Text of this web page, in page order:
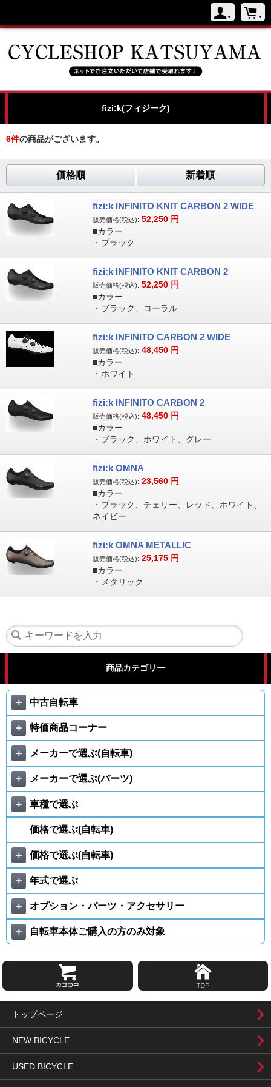
fizi:k(フィジーク)
6件の商品がございます。
価格順 新着順
fizi:k INFINITO KNIT CARBON 2 WIDE
販売価格(税込): 52,250 円
■カラー
・ブラック
fizi:k INFINITO KNIT CARBON 2
販売価格(税込): 52,250 円
■カラー
・ブラック、コーラル
fizi:k INFINITO CARBON 2 WIDE
販売価格(税込): 48,450 円
■カラー
・ホワイト
fizi:k INFINITO CARBON 2
販売価格(税込): 48,450 円
■カラー
・ブラック、ホワイト、グレー
fizi:k OMNA
販売価格(税込): 23,560 円
■カラー
・ブラック、チェリー、レッド、ホワイト、
ネイビー
fizi:k OMNA METALLIC
販売価格(税込): 25,175 円
■カラー
・メタリック
商品カテゴリー
＋ 中古自転車
＋ 特価商品コーナー
＋ メーカーで選ぶ(自転車)
＋ メーカーで選ぶ(パーツ)
＋ 車種で選ぶ
価格で選ぶ(自転車)
＋ 価格で選ぶ(自転車)
＋ 年式で選ぶ
＋ オプション・パーツ・アクセサリー
＋ 自転車本体ご購入の方のみ対象
トップページ
NEW BICYCLE
USED BICYCLE